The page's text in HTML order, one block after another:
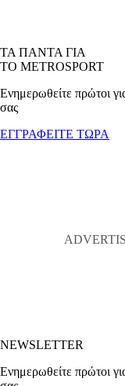
ΤΑ ΠΑΝΤΑ ΓΙΑ
ΤΟ METROSPORT
Ενημερωθείτε πρώτοι
σας
ΕΓΓΡΑΦΕΙΤΕ ΤΩΡΑ
NEWSLETTER
Ενημερωθείτε πρώτοι